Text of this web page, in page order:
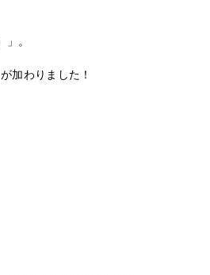
。
加わりました！